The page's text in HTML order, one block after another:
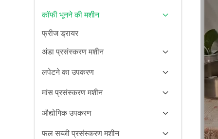
कॉफी भूनने की मशीन
फ्रीज ड्रायर
अंडा प्रसंस्करण मशीन
लपेटने का उपकरण
मांस प्रसंस्करण मशीन
औद्योगिक उपकरण
फल सब्जी प्रसंस्करण मशीन